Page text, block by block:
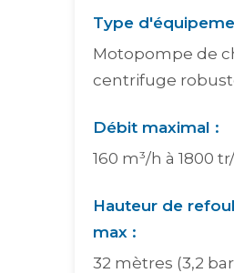
Type
Motopompe de
centrifuge
Débit maximal :
160 m³/h à 1800
Hauteur de
max :
32 mètres (3,2